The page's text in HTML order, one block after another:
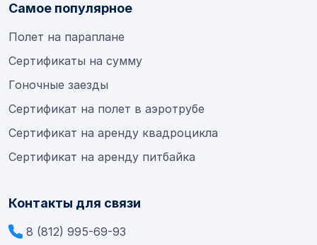
Самое популярное
Полет на параплане
Сертификаты на сумму
Гоночные заезды
Сертификат на полет в аэротрубе
Сертификат на аренду квадроцикла
Сертификат на аренду питбайка
Контакты для связи
8 (812) 995-69-93